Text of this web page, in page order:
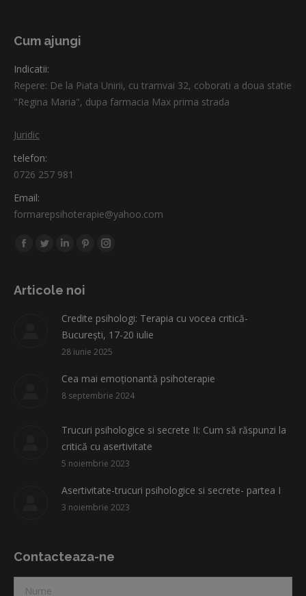
Cum ajungi
Indicatii:
Repere: De la Piata Unirii, cu tramvai 32, coborati a doua statie
"Regina Maria", dupa farmacia Max prima strada
Juridic
telefon:
0726 257 981
Email:
formarepsihoterapie@yahoo.com
Find us on:
Facebook
opens
Twitter
opens
window
Linkedin
opens
new
window
Pinterest
opens
new
window
Instagram
new
window
Articole noi
Credite psihologi: Terapia cu vocea critică-
București, 17-20 iulie
28 iunie 2025
Cea mai emoționantă psihoterapie
8 septembrie 2024
Trucuri psihologice si secrete II: Cum să răspunzi la
critică cu asertivitate
5 noiembrie 2023
Asertivitate-trucuri psihologice si secrete- partea I
3 noiembrie 2023
Contacteaza-ne